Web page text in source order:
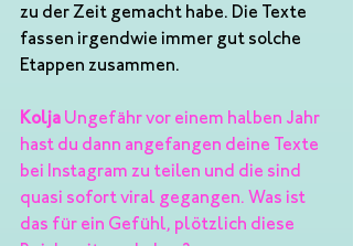
zu der Zeit gemacht habe. Die Texte
fassen irgendwie immer gut solche
Etappen zusammen.
Kolja Ungefähr vor einem halben Jahr
hast du dann angefangen deine Texte
bei Instagram zu teilen und die sind
quasi sofort viral gegangen. Was ist
das für ein Gefühl, plötzlich diese